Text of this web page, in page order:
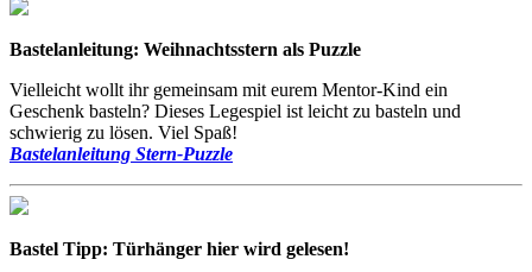
Bastelanleitung: Weihnachtsstern als Puzzle
Vielleicht wollt ihr gemeinsam mit eurem Mentor-Kind ein
Geschenk basteln? Dieses Legespiel ist leicht zu basteln und
schwierig zu lösen. Viel Spaß!
Bastelanleitung Stern-Puzzle
Bastel Tipp: Türhänger hier wird gelesen!